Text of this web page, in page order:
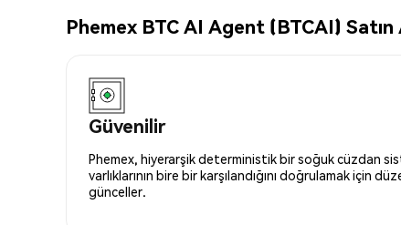
Phemex BTC AI Agent (BTCAI)
Güvenilir
Phemex, hiyerarşik deterministik bir soğuk cüzdan
varlıklarının bire bir karşılandığını doğrulamak için
günceller.